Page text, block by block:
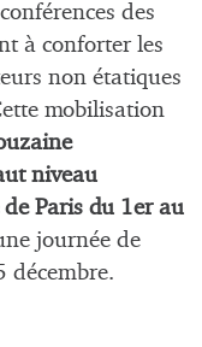
des
à conforter les
non étatiques
mobilisation
niveau
Paris du 1er au
journée de
décembre.